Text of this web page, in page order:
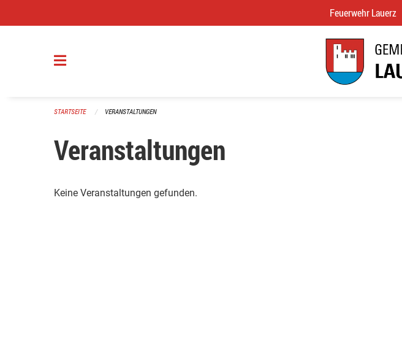
Feuerwehr Lauerz
STARTSEITE VERANSTALTUNGEN
Veranstaltungen
Keine Veranstaltungen gefunden.